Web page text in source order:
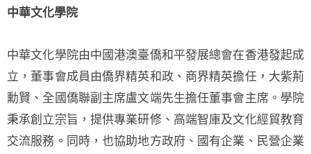
中華文化學院
中華文化學院由中國港澳臺僑和平發展總會在香港發起成
立，董事會成員由僑界精英和政、商界精英擔任，大紫荊
勳賢、全國僑聯副主席盧文端先生擔任董事會主席。學院
秉承創立宗旨，提供專業研修、高端智庫及文化經貿教育
交流服務。同時，也協助地方政府、國有企業、民營企業